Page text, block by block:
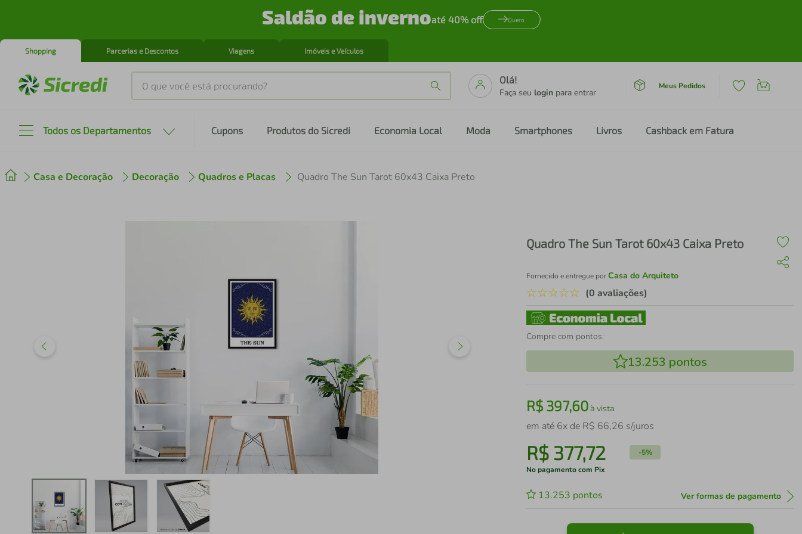
Saldão de invernoaté 40% off Quero
Shopping Parcerias e Descontos Viagens Imóveis e Veículos
O que você está procurando?
Olá!
Faça seu login para entrar
Meus Pedidos
Todos os Departamentos Cupons Produtos do Sicredi Economia Local Moda Smartphones Livros Cashback em Fatura
Casa e Decoração Decoração Quadros e Placas Quadro The Sun Tarot 60x43 Caixa Preto
Quadro The Sun Tarot 60x43 Caixa Preto
Fornecido e entregue porCasa do Arquiteto
☆☆☆☆☆ (0 avaliações)
Compre com pontos:
13.253 pontos
R$397,60à vista
em até 6x de R$ 66,26 s/juros
R$ 377,72 -5%
No pagamento com Pix
13.253 pontos Ver formas de pagamento
º cafeteira